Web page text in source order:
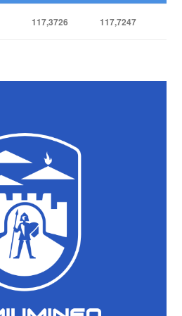
117,3726 117,7247